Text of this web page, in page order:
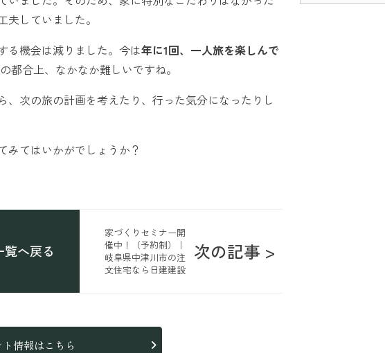
していました。
る機会は減りました。今は年に1回、一人旅を楽しんで
都合上、なかなか難しいですね。
、次の旅の計画を考えたり、行った気分になったりし
みてはいかがでしょうか？
覧へ戻る
家づくりセミナー開
催中！（予約制）｜
岐阜県中津川市の注
文住宅なら日建建設
次の記事 >
ト情報はこちら